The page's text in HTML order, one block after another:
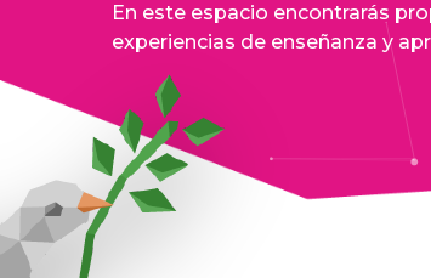
En este espacio encontrarás
experiencias de enseñanza y